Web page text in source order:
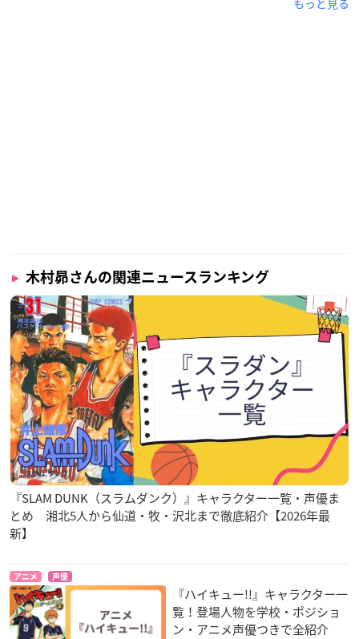
木村昴さんの関連ニュースランキング
『SLAM DUNK（スラムダンク）』キャラクター一覧・声優ま
とめ 湘北5人から仙道・牧・沢北まで徹底紹介【2026年最
新】
アニメ 声優
『ハイキュー!!』キャラクター一
覧！登場人物を学校・ポジショ
ン・アニメ声優つきで全紹介